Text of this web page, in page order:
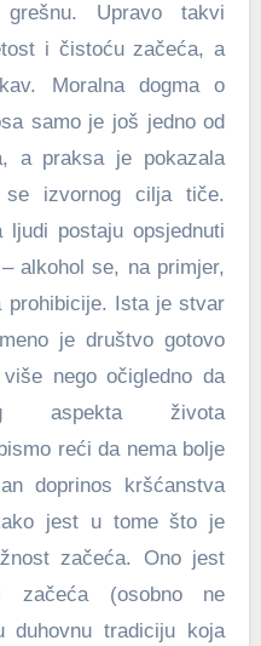
Upravo takvi
i čistoću začeća, a
Moralna dogma o
samo je još jedno od
a praksa je pokazala
se izvornog cilja tiče.
postaju opsjednuti
alkohol se, na primjer,
prohibicije. Ista je stvar
je društvo gotovo
nego očigledno da
aspekta života
reći da nema bolje
doprinos kršćanstva
jest u tome što je
začeća. Ono jest
začeća (osobno ne
duhovnu tradiciju koja